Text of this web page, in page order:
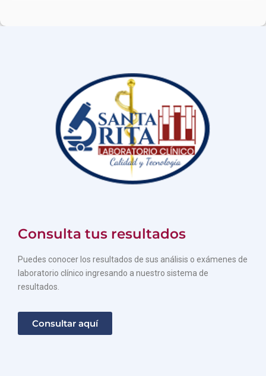
Consulta tus resultados
Puedes conocer los resultados de sus análisis o exámenes de
laboratorio clínico ingresando a nuestro sistema de
resultados.
Consultar aquí